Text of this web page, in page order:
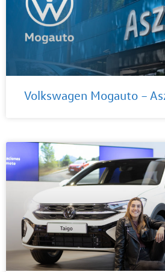
Volkswagen Mogauto –